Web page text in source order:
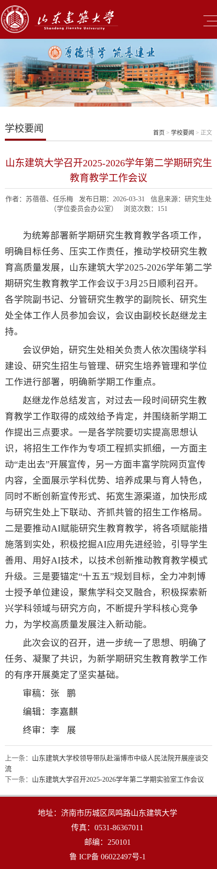
学校要闻 首页 > 学校要闻 > 正文
山东建筑大学召开2025-2026学年第二学期研究生
教育教学工作会议
作者：苏蓓蓓、任乐梅 发布日期：2026-03-31 信息来源：研究生处
（学位委员会办公室） 浏览次数： 151
为统筹部署新学期研究生教育教学各项工作，
明确目标任务、压实工作责任，推动学校研究生教
育高质量发展，山东建筑大学2025-2026学年第二学
期研究生教育教学工作会议于3月25日顺利召开。
各学院副书记、分管研究生教学的副院长、研究生
处全体工作人员参加会议，会议由副校长赵继龙主
持。
会议伊始，研究生处相关负责人依次围绕学科
建设、研究生招生与管理、研究生培养管理和学位
工作进行部署，明确新学期工作重点。
赵继龙作总结发言，对过去一段时间研究生教
育教学工作取得的成效给予肯定，并围绕新学期工
作提出三点要求。一是各学院要切实提高思想认
识，将招生工作作为专项工程抓实抓细，一方面主
动“走出去”开展宣传，另一方面丰富学院网页宣传
内容，全面展示学科优势、培养成果与育人特色，
同时不断创新宣传形式、拓宽生源渠道，加快形成
与研究生处上下联动、齐抓共管的招生工作格局。
二是要推动AI赋能研究生教育教学，将各项赋能措
施落到实处，积极挖掘AI应用先进经验，引导学生
善用、用好AI技术，以技术创新推动教育教学模式
升级。三是要锚定“十五五”规划目标，全力冲刺博
士授予单位建设，聚焦学科交叉融合，积极探索新
兴学科领域与研究方向，不断提升学科核心竞争
力，为学校高质量发展注入新动能。
此次会议的召开，进一步统一了思想、明确了
任务、凝聚了共识，为新学期研究生教育教学工作
的有序开展奠定了坚实基础。
审稿：张 鹏
编辑：李嘉麒
终审：李 展
上一条： 山东建筑大学校领导带队赴淄博市中级人民法院开展座谈交
流
下一条： 山东建筑大学召开2025-2026学年第二学期实验室工作会议
地址：济南市历城区凤鸣路山东建筑大学
传真：0531-86367011
邮编：250101
鲁 ICP备 06022497号-1